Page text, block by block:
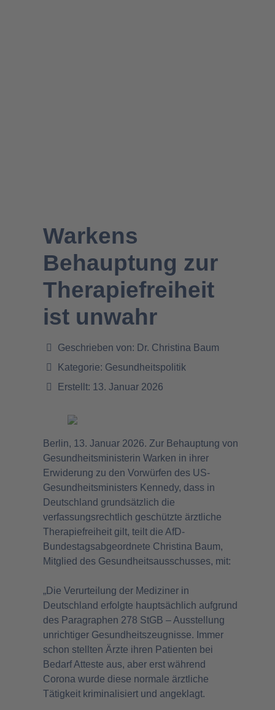
Warkens
Behauptung zur
Therapiefreiheit
ist unwahr
Geschrieben von: Dr. Christina Baum
Kategorie: Gesundheitspolitik
Erstellt: 13. Januar 2026
Berlin, 13. Januar 2026. Zur Behauptung von
Gesundheitsministerin Warken in ihrer
Erwiderung zu den Vorwürfen des US-
Gesundheitsministers Kennedy, dass in
Deutschland grundsätzlich die
verfassungsrechtlich geschützte ärztliche
Therapiefreiheit gilt, teilt die AfD-
Bundestagsabgeordnete Christina Baum,
Mitglied des Gesundheitsausschusses, mit:
„Die Verurteilung der Mediziner in
Deutschland erfolgte hauptsächlich aufgrund
des Paragraphen 278 StGB – Ausstellung
unrichtiger Gesundheitszeugnisse. Immer
schon stellten Ärzte ihren Patienten bei
Bedarf Atteste aus, aber erst während
Corona wurde diese normale ärztliche
Tätigkeit kriminalisiert und angeklagt.